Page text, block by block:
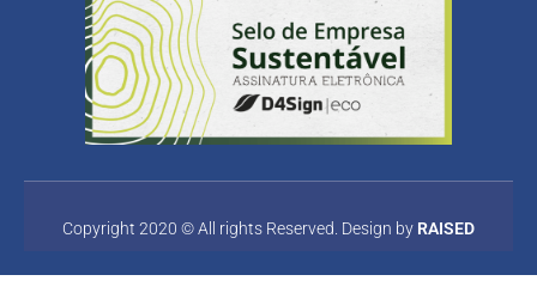
Copyright 2020 © All rights Reserved. Design by RAISED